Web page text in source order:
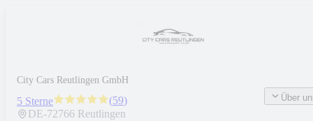
City Cars Reutlingen GmbH
5 Sterne (59)
DE-72766 Reutlingen
Über